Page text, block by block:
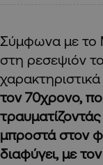
Σύμφωνα με το
στη ρεσεψιόν
χαρακτηριστικά
τον 70χρονο,
μπροστά στον
διαφύγει, με